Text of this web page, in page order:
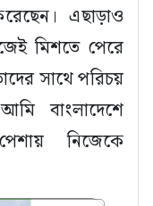
এছাড়াও
মিশতে পেরে
সাথে পরিচয়
বাংলাদেশে
নিজেকে